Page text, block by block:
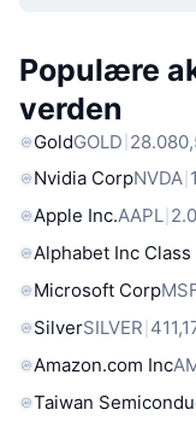
Populære
verden
GoldGOLD
Nvidia CorpNVDA
Apple Inc.AAPL
Alphabet Inc Class
Microsoft Corp
SilverSILVER
Amazon.com Inc
Taiwan